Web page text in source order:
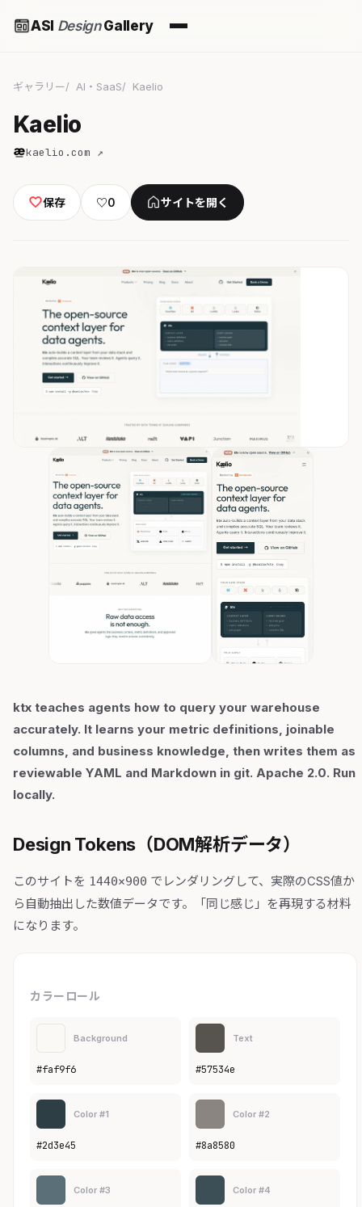
ASI DesignGallery
ギャラリー AI・SaaS Kaelio
Kaelio
kaelio.com ↗
保存 ♡0 サイトを開く
ktx teaches agents how to query your warehouse
accurately. It learns your metric definitions, joinable
columns, and business knowledge, then writes them as
reviewable YAML and Markdown in git. Apache 2.0. Run
locally.
Design Tokens（DOM解析データ）
このサイトを 1440×900 でレンダリングして、実際のCSS値か
ら自動抽出した数値データです。「同じ感じ」を再現する材料
になります。
カラーロール
Background
#faf9f6
Text
#57534e
Color #1
#2d3e45
Color #2
#8a8580
Color #3 Color #4